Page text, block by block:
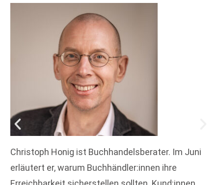
Christoph Honig ist Buchhandelsberater. Im Juni
erläutert er, warum Buchhändler:innen ihre